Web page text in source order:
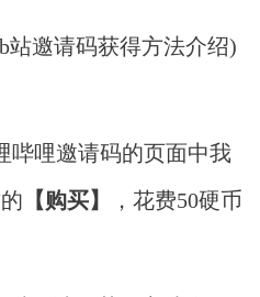
哔哩邀请码的页面中我
【购买】
，花费50硬币